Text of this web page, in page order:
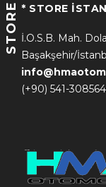
STORE * STORE
İ.O.S.B. Mah.
Başakşehir/
(+90) 541-